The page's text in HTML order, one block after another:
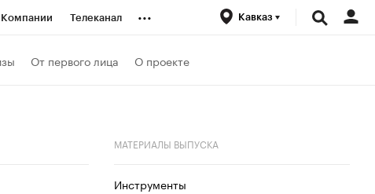
Телеканал ... Кавказ
От первого лица О проекте
МАТЕРИАЛЫ ВЫПУСКА
Инструменты